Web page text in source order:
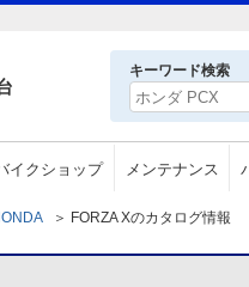
キーワード検索
イクショップ メンテナンス
＞ FORZA Xのカタログ情報